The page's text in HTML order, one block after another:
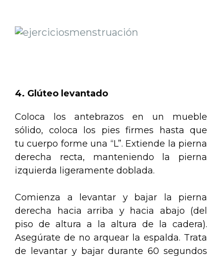
4. Glúteo levantado
Coloca los antebrazos en un mueble
sólido, coloca los pies firmes hasta que
tu cuerpo forme una “L”. Extiende la pierna
derecha recta, manteniendo la pierna
izquierda ligeramente doblada.
Comienza a levantar y bajar la pierna
derecha hacia arriba y hacia abajo (del
piso de altura a la altura de la cadera).
Asegúrate de no arquear la espalda. Trata
de levantar y bajar durante 60 segundos